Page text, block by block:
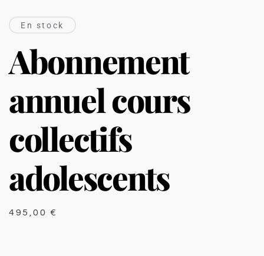
En stock
Abonnement
annuel cours
collectifs
adolescents
495,00€